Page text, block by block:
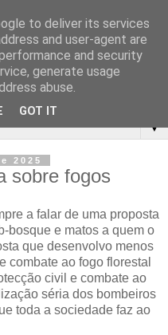
▼
2025
sobre fogos
a falar de uma proposta
bosque e matos a quem o
que desenvolvo menos
combate ao fogo florestal
civil e combate ao
séria dos bombeiros
toda a sociedade faz ao
to deliver its services
and user-agent are
and security
generate usage
abuse.
GOT IT